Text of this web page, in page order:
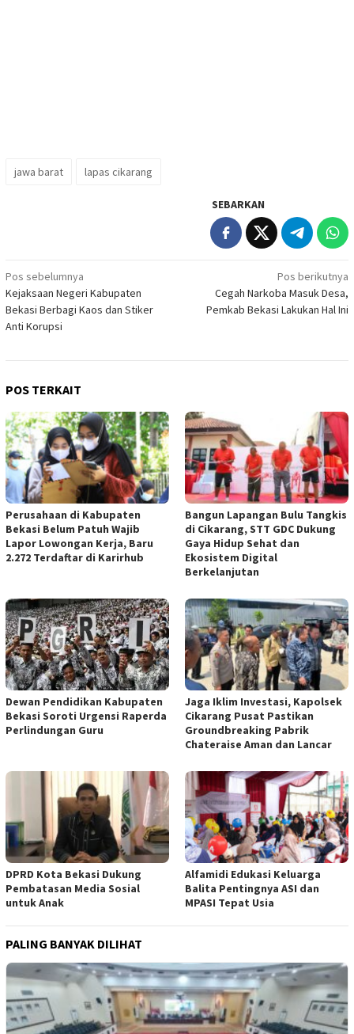
jawa barat lapas cikarang
SEBARKAN
Navigasi
pos
Pos sebelumnya
Kejaksaan Negeri Kabupaten
Bekasi Berbagi Kaos dan Stiker
Anti Korupsi
Pos berikutnya
Cegah Narkoba Masuk Desa,
Pemkab Bekasi Lakukan Hal Ini
POS TERKAIT
Perusahaan di Kabupaten
Bekasi Belum Patuh Wajib
Lapor Lowongan Kerja, Baru
2.272 Terdaftar di Karirhub
Bangun Lapangan Bulu Tangkis
di Cikarang, STT GDC Dukung
Gaya Hidup Sehat dan
Ekosistem Digital
Berkelanjutan
Dewan Pendidikan Kabupaten
Bekasi Soroti Urgensi Raperda
Perlindungan Guru
Jaga Iklim Investasi, Kapolsek
Cikarang Pusat Pastikan
Groundbreaking Pabrik
Chateraise Aman dan Lancar
DPRD Kota Bekasi Dukung
Pembatasan Media Sosial
untuk Anak
Alfamidi Edukasi Keluarga
Balita Pentingnya ASI dan
MPASI Tepat Usia
PALING BANYAK DILIHAT